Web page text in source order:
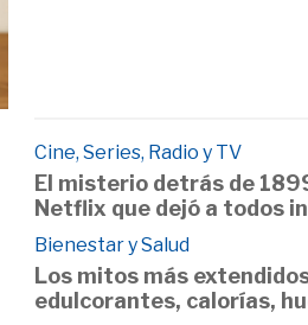
Cine, Series, Radio y TV
El misterio detrás de
Netflix que dejó a todos
Bienestar y Salud
Los mitos más
edulcorantes, calorías,